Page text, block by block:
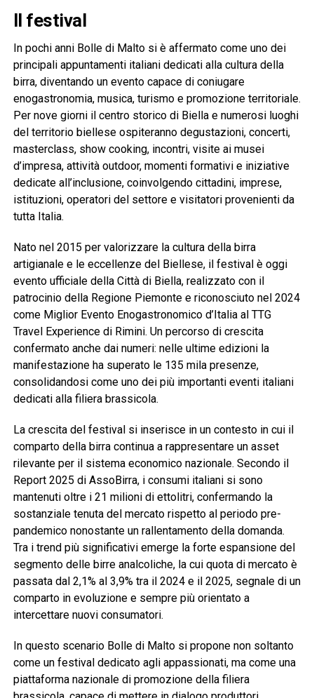
Il festival
In pochi anni Bolle di Malto si è affermato come uno dei
principali appuntamenti italiani dedicati alla cultura della
birra, diventando un evento capace di coniugare
enogastronomia, musica, turismo e promozione territoriale.
Per nove giorni il centro storico di Biella e numerosi luoghi
del territorio biellese ospiteranno degustazioni, concerti,
masterclass, show cooking, incontri, visite ai musei
d’impresa, attività outdoor, momenti formativi e iniziative
dedicate all’inclusione, coinvolgendo cittadini, imprese,
istituzioni, operatori del settore e visitatori provenienti da
tutta Italia.
Nato nel 2015 per valorizzare la cultura della birra
artigianale e le eccellenze del Biellese, il festival è oggi
evento ufficiale della Città di Biella, realizzato con il
patrocinio della Regione Piemonte e riconosciuto nel 2024
come Miglior Evento Enogastronomico d’Italia al TTG
Travel Experience di Rimini. Un percorso di crescita
confermato anche dai numeri: nelle ultime edizioni la
manifestazione ha superato le 135 mila presenze,
consolidandosi come uno dei più importanti eventi italiani
dedicati alla filiera brassicola.
La crescita del festival si inserisce in un contesto in cui il
comparto della birra continua a rappresentare un asset
rilevante per il sistema economico nazionale. Secondo il
Report 2025 di AssoBirra, i consumi italiani si sono
mantenuti oltre i 21 milioni di ettolitri, confermando la
sostanziale tenuta del mercato rispetto al periodo pre-
pandemico nonostante un rallentamento della domanda.
Tra i trend più significativi emerge la forte espansione del
segmento delle birre analcoliche, la cui quota di mercato è
passata dal 2,1% al 3,9% tra il 2024 e il 2025, segnale di un
comparto in evoluzione e sempre più orientato a
intercettare nuovi consumatori.
In questo scenario Bolle di Malto si propone non soltanto
come un festival dedicato agli appassionati, ma come una
piattaforma nazionale di promozione della filiera